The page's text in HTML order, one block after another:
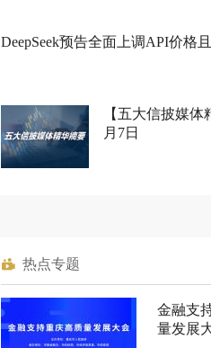
DeepSeek预告全面上调API价格
【五大信披媒体
月7日
热点专题
金融支
量发展